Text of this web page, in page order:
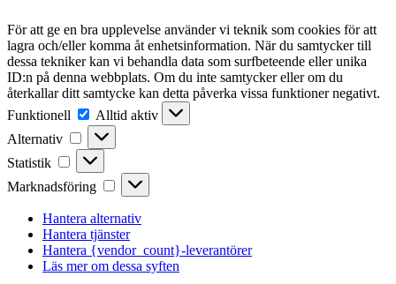
För att ge en bra upplevelse använder vi teknik som cookies för att
lagra och/eller komma åt enhetsinformation. När du samtycker till
dessa tekniker kan vi behandla data som surfbeteende eller unika
ID:n på denna webbplats. Om du inte samtycker eller om du
återkallar ditt samtycke kan detta påverka vissa funktioner negativt.
Funktionell
Funktionell
Alltid aktiv
Alternativ
Alternativ
Statistik Statistik
Marknadsföring Marknadsföring
Hantera alternativ
Hantera tjänster
Hantera {vendor_count}-leverantörer
Läs mer om dessa syften